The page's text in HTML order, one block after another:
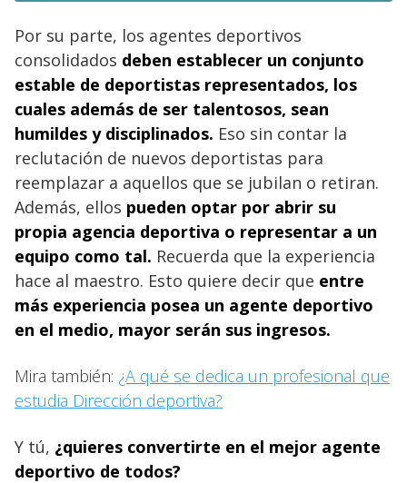
Por su parte, los agentes deportivos
consolidados deben establecer un conjunto
estable de deportistas representados, los
cuales además de ser talentosos, sean
humildes y disciplinados. Eso sin contar la
reclutación de nuevos deportistas para
reemplazar a aquellos que se jubilan o retiran.
Además, ellos pueden optar por abrir su
propia agencia deportiva o representar a un
equipo como tal. Recuerda que la experiencia
hace al maestro. Esto quiere decir que entre
más experiencia posea un agente deportivo
en el medio, mayor serán sus ingresos.
Mira también: ¿A qué se dedica un profesional que
estudia Dirección deportiva?
Y tú, ¿quieres convertirte en el mejor agente
deportivo de todos?